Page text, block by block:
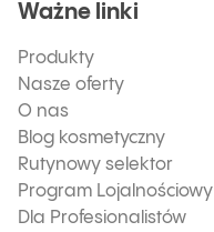
Ważne linki
Produkty
Nasze oferty
O nas
Blog kosmetyczny
Rutynowy selektor
Program Lojalnościowy
Dla Profesionalistów